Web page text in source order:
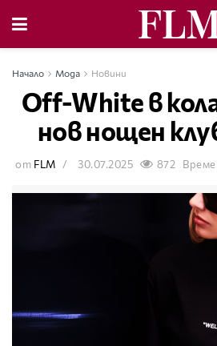
Начало Мода Новини
Off-White в
нов нощен
от FLM 30.07.2025 872 Време